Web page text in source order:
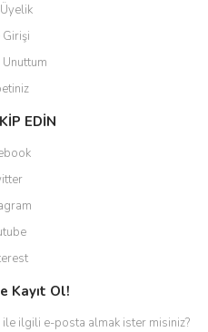
Girişi
EDİN
Kayıt Ol!
ile ilgili e-posta almak ister misiniz?